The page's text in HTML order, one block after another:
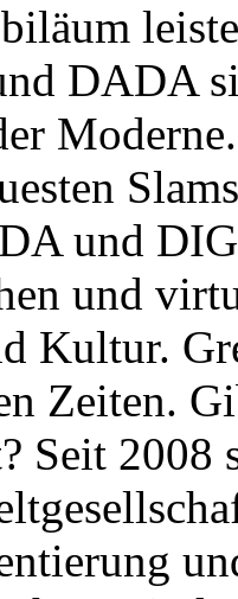
DADA
und
und
Kultur.
Zeiten.
Seit 2008